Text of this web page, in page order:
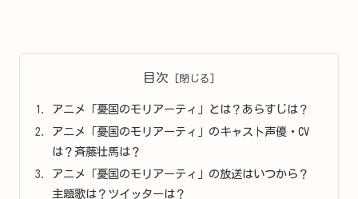
目次
アニメ「憂国のモリアーティ」とは？あらすじは？
アニメ「憂国のモリアーティ」のキャスト声優・CV
は？斉藤壮馬は？
アニメ「憂国のモリアーティ」の放送はいつから？
主題歌は？ツイッターは？